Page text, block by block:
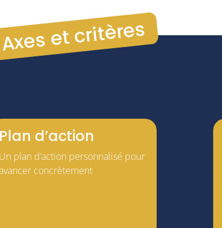
Axes et critères
Plan d’action
Un plan d’action personnalisé pour
concrètement